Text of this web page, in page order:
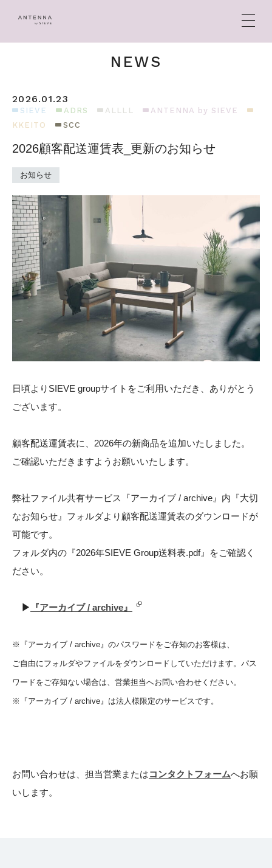
HOME
PRODUCTS
NEWS
SHOP
STOCK
CONTACT
CATALOG
ONLINE STORE
ONLINE STORE
NEWS
2026.01.23
SIEVE ADRS ALLLL
ANTENNA by SIEVE
KKEITO
SCC
2026顧客配送運賃表_更新のお知らせ
お知らせ
日頃よりSIEVE groupサイトをご利用いただき、ありがとう
ございます。
顧客配送運賃表に、 2026年の新商品を追加いたしました。
ご確認いただきますようお願いいたします。
弊社ファイル共有サービス『アーカイブ / archive』内『大切
なお知らせ』フォルダより顧客配送運賃表のダウンロードが
可能です。
フォルダ内の『2026年SIEVE Group送料表.pdf』をご確認く
ださい。
▶︎ 『アーカイブ / archive』
※『アーカイブ / archive』のパスワードをご存知のお客様は、
ご自由にフォルダやファイルをダウンロードしていただけます。パス
ワードをご存知ない場合は、営業担当へお問い合わせください。
※『アーカイブ / archive』は法人様限定のサービスです。
お問い合わせは、担当営業またはコンタクトフォームへお願
いします。